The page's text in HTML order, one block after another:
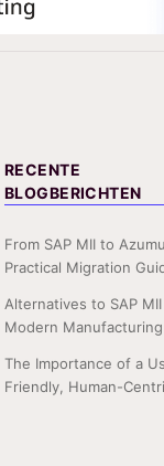
RECENTE
BLOGBERICHTEN
From SAP MII to
Practical Migration
Alternatives to SAP
Modern Manufacturing
The Importance of a
Friendly, Human-